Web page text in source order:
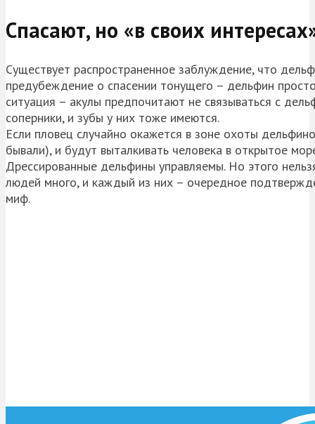
Спасают, но «в своих
Существует распространенное заблуждение, что
предубеждение о спасении тонущего – дельфин
ситуация – акулы предпочитают не связываться с
соперники, и зубы у них тоже имеются.
Если пловец случайно окажется в зоне охоты
бывали), и будут выталкивать человека в открытое
Дрессированные дельфины управляемы. Но этого
людей много, и каждый из них – очередное
миф.